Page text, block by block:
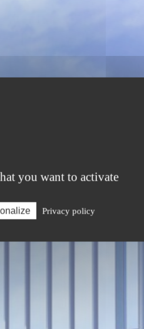
you want to activate
Privacy policy